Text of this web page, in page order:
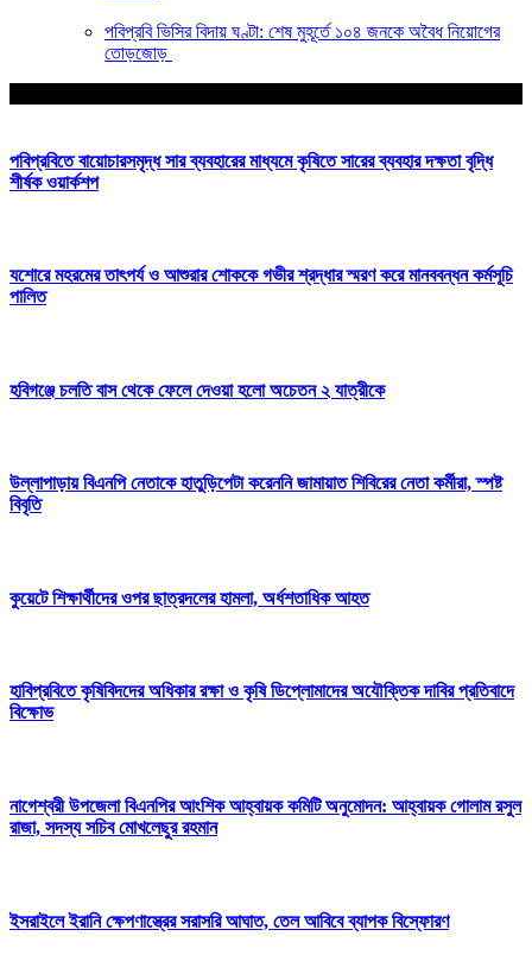
পবিপ্রবি ভিসির বিদায় ঘণ্টা: শেষ মুহূর্তে ১০৪ জনকে অবৈধ নিয়োগের
তোড়জোড়
পবিপ্রবিতে বায়োচারসমৃদ্ধ সার ব্যবহারের মাধ্যমে কৃষিতে সারের ব্যবহার দক্ষতা বৃদ্ধি
শীর্ষক ওয়ার্কশপ
যশোরে মহরমের তাৎপর্য ও আশুরার শোককে গভীর শ্রদ্ধার স্মরণ করে মানববন্ধন কর্মসূচি
পালিত
হবিগঞ্জে চলতি বাস থেকে ফেলে দেওয়া হলো অচেতন ২ যাত্রীকে
উল্লাপাড়ায় বিএনপি নেতাকে হাতুড়িপেটা করেননি জামায়াত শিবিরের নেতা কর্মীরা, স্পষ্ট
বিবৃতি
কুয়েটে শিক্ষার্থীদের ওপর ছাত্রদলের হামলা, অর্ধশতাধিক আহত
হাবিপ্রবিতে কৃষিবিদদের অধিকার রক্ষা ও কৃষি ডিপ্লোমাদের অযৌক্তিক দাবির প্রতিবাদে
বিক্ষোভ
নাগেশ্বরী উপজেলা বিএনপির আংশিক আহ্বায়ক কমিটি অনুমোদন: আহ্বায়ক গোলাম রসুল
রাজা, সদস্য সচিব মোখলেছুর রহমান
ইসরাইলে ইরানি ক্ষেপণাস্ত্রের সরাসরি আঘাত, তেল আবিবে ব্যাপক বিস্ফোরণ